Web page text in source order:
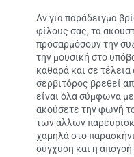
Αν για παράδειγμα
φίλους σας, τα
προσαρμόσουν την
την μουσική στο
καθαρά και σε τέλεια
σερβιτόρος βρεθεί
είναι όλα σύμφωνα
ακούσετε την φωνή
των άλλων
χαμηλά στο
σύγχυση και η